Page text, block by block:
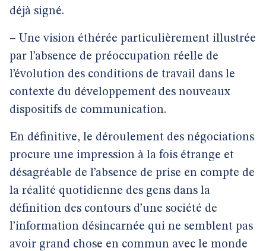
déjà signé.
– Une vision éthérée particulièrement illustrée
par l’absence de préoccupation réelle de
l’évolution des conditions de travail dans le
contexte du développement des nouveaux
dispositifs de communication.
En définitive, le déroulement des négociations
procure une impression à la fois étrange et
désagréable de l’absence de prise en compte de
la réalité quotidienne des gens dans la
définition des contours d’une société de
l’information désincarnée qui ne semblent pas
avoir grand chose en commun avec le monde